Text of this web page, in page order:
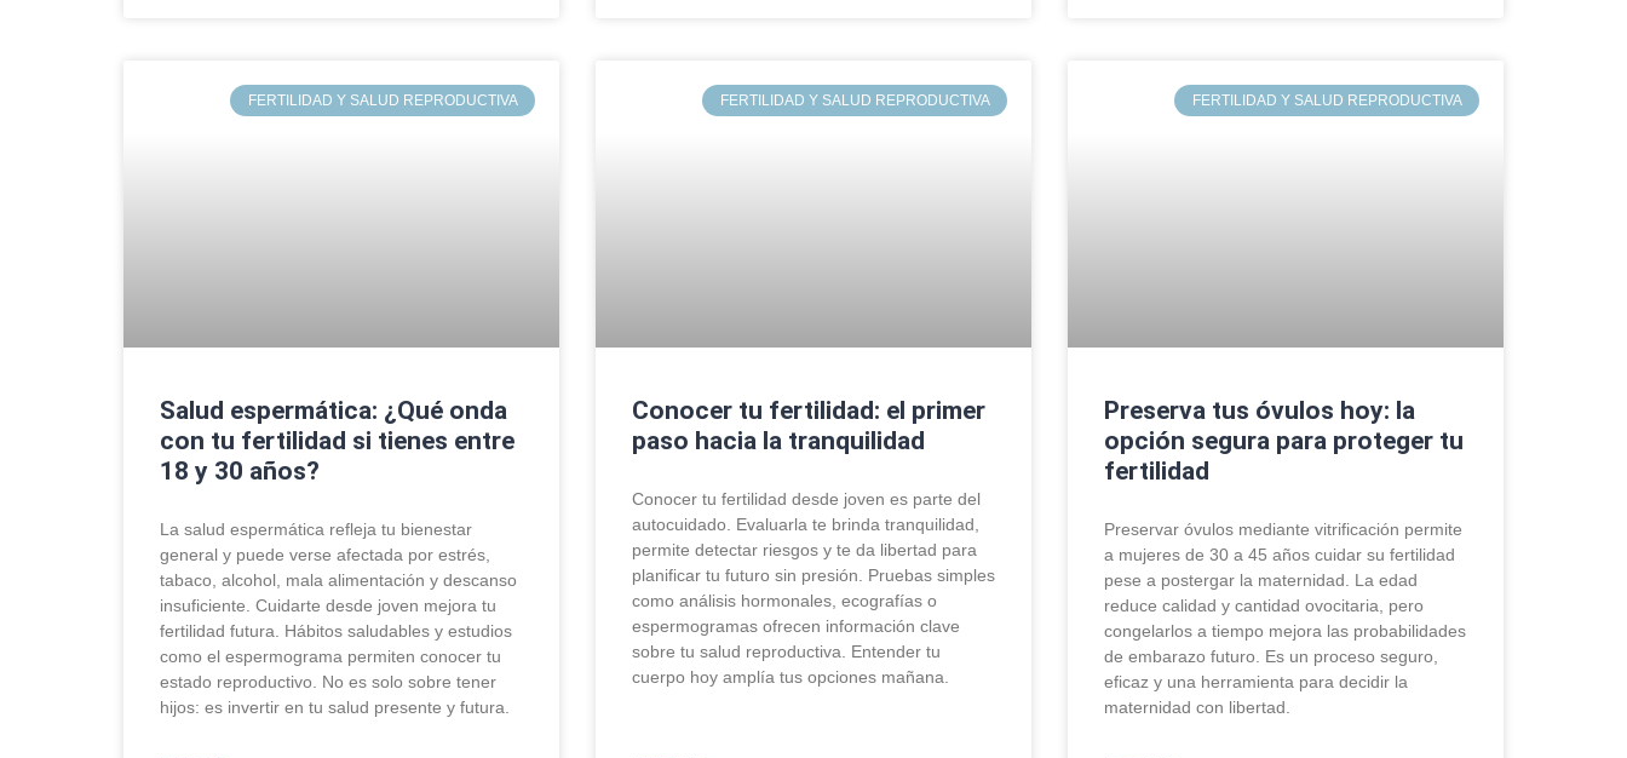
FERTILIDAD Y SALUD REPRODUCTIVA
Salud espermática: ¿Qué onda
con tu fertilidad si tienes entre
18 y 30 años?
La salud espermática refleja tu bienestar
general y puede verse afectada por estrés,
tabaco, alcohol, mala alimentación y descanso
insuficiente. Cuidarte desde joven mejora tu
fertilidad futura. Hábitos saludables y estudios
como el espermograma permiten conocer tu
estado reproductivo. No es solo sobre tener
hijos: es invertir en tu salud presente y futura.
FERTILIDAD Y SALUD REPRODUCTIVA
Conocer tu fertilidad: el primer
paso hacia la tranquilidad
Conocer tu fertilidad desde joven es parte del
autocuidado. Evaluarla te brinda tranquilidad,
permite detectar riesgos y te da libertad para
planificar tu futuro sin presión. Pruebas simples
como análisis hormonales, ecografías o
espermogramas ofrecen información clave
sobre tu salud reproductiva. Entender tu
cuerpo hoy amplía tus opciones mañana.
FERTILIDAD Y SALUD REPRODUCTIVA
Preserva tus óvulos hoy: la
opción segura para proteger tu
fertilidad
Preservar óvulos mediante vitrificación permite
a mujeres de 30 a 45 años cuidar su fertilidad
pese a postergar la maternidad. La edad
reduce calidad y cantidad ovocitaria, pero
congelarlos a tiempo mejora las probabilidades
de embarazo futuro. Es un proceso seguro,
eficaz y una herramienta para decidir la
maternidad con libertad.